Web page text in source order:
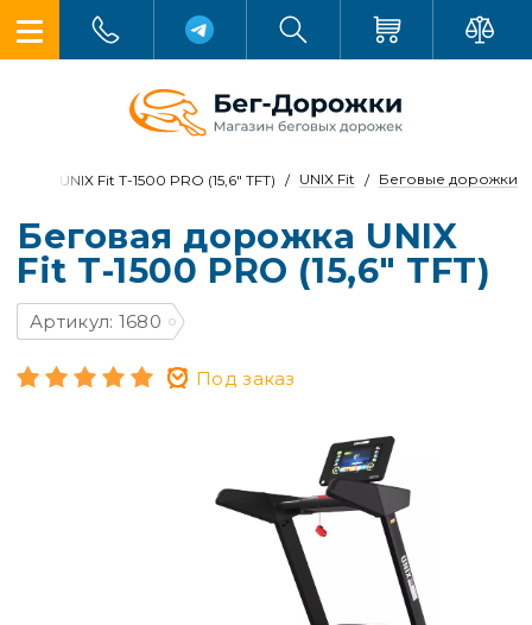
Беговые дорожки
UNIX Fit
UNIX Fit T-1500 PRO (15,6" TFT)
Беговая дорожка UNIX
Fit T-1500 PRO (15,6" TFT)
Артикул: 1680
Под заказ